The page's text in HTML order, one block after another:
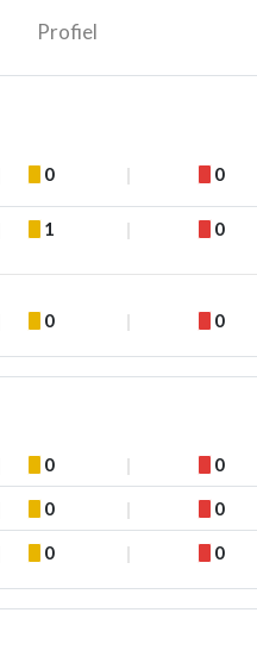
Profiel
0 0
1 0
0 0
0 0
0 0
0 0